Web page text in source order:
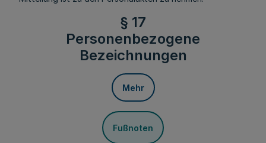
§ 17
Personenbezogene
Bezeichnungen
Mehr
Fußnoten